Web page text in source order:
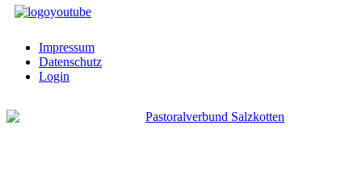
Impressum
Datenschutz
Login